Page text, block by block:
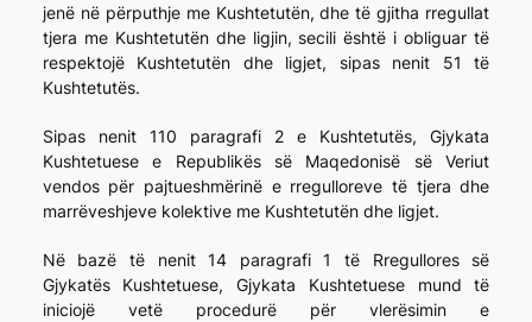
jenë në përputhje me Kushtetutën, dhe të gjitha rregullat
tjera me Kushtetutën dhe ligjin, secili është i obliguar të
respektojë Kushtetutën dhe ligjet, sipas nenit 51 të
Kushtetutës.
Sipas nenit 110 paragrafi 2 е Kushtetutës, Gjykata
Kushtetuese e Republikës së Maqedonisë së Veriut
vendos për pajtueshmërinë e rregulloreve të tjera dhe
marrëveshjeve kolektive me Kushtetutën dhe ligjet.
Në bazë të nenit 14 paragrafi 1 të Rregullores së
Gjykatës Kushtetuese, Gjykata Kushtetuese mund të
iniciojë vetë procedurë për vlerësimin e